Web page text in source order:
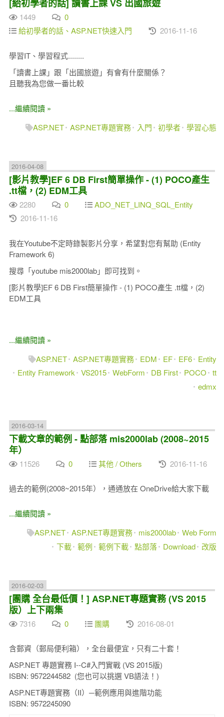
[給初學者的話] 讀書上課 VS 出國旅遊
1449
0
給初學者的話、ASP.NET快速入門
2016-11-16
學習IT、學習程式........
「讀書上課」跟「出國旅遊」有會有什麼關係？
且聽我為您做一番比較
...繼續閱讀 »
ASP.NET ASP.NET專題實務 入門 初學者 學習心態
2016-04-08
[影片教學]EF 6 DB First簡單操作 - (1) POCO產生
.tt檔，(2) EDM工具
2280 0
ADO_NET_LINQ_SQL_Entity
2016-11-16
我在Youtube不定時錄製影片分享，希望對您有幫助 (Entity
Framework 6)
搜尋「youtube mis2000lab」即可找到。
[影片教學]EF 6 DB First簡單操作 - (1) POCO產生 .tt檔，(2)
EDM工具
...繼續閱讀 »
ASP.NET ASP.NET專題實務 EDM EF EF6
Entity
Entity Framework
VS2015 WebForm DB First POCO
tt
edmx
2016-03-14
下載文章的範例 - 點部落 mis2000lab (2008~2015
年）
11526 0 其他 / Others 2016-11-16
過去的範例(2008~2015年），通通放在 OneDrive給大家下載
...繼續閱讀 »
ASP.NET ASP.NET專題實務 mis2000lab Web Form
下載 範例 範例下載 點部落 Download 改版
2016-02-03
[團購 全台最低價！] ASP.NET專題實務 (VS 2015
版）上下兩集
7316 0 團購 2016-08-01
含郵資（郵局便利箱），全台最便宜，只有二十套！
ASP.NET 專題實務 I--C#入門實戰 (VS 2015版)
ISBN: 9572244582 (您也可以挑選 VB語法！)
ASP.NET專題實務（II）─範例應用與進階功能
ISBN: 9572245090